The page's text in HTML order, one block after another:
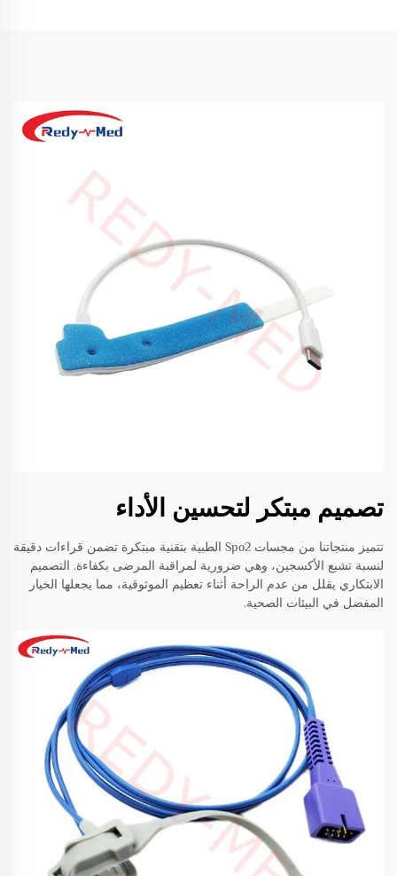
تصميم مبتكر لتحسين الأداء
تتميز منتجاتنا من مجسات Spo2 الطبية بتقنية مبتكرة تضمن قراءات دقيقة
لنسبة تشبع الأكسجين، وهي ضرورية لمراقبة المرضى بكفاءة. التصميم
الابتكاري يقلل من عدم الراحة أثناء تعظيم الموثوقية، مما يجعلها الخيار
المفضل في البيئات الصحية.